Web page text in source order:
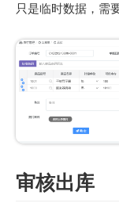
只是临时数据，需
审核出库